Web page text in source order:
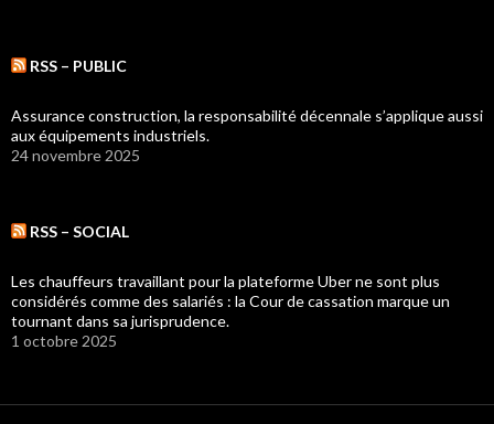
RSS – PUBLIC
Assurance construction, la responsabilité décennale s’applique aussi
aux équipements industriels.
24 novembre 2025
RSS – SOCIAL
Les chauffeurs travaillant pour la plateforme Uber ne sont plus
considérés comme des salariés : la Cour de cassation marque un
tournant dans sa jurisprudence.
1 octobre 2025